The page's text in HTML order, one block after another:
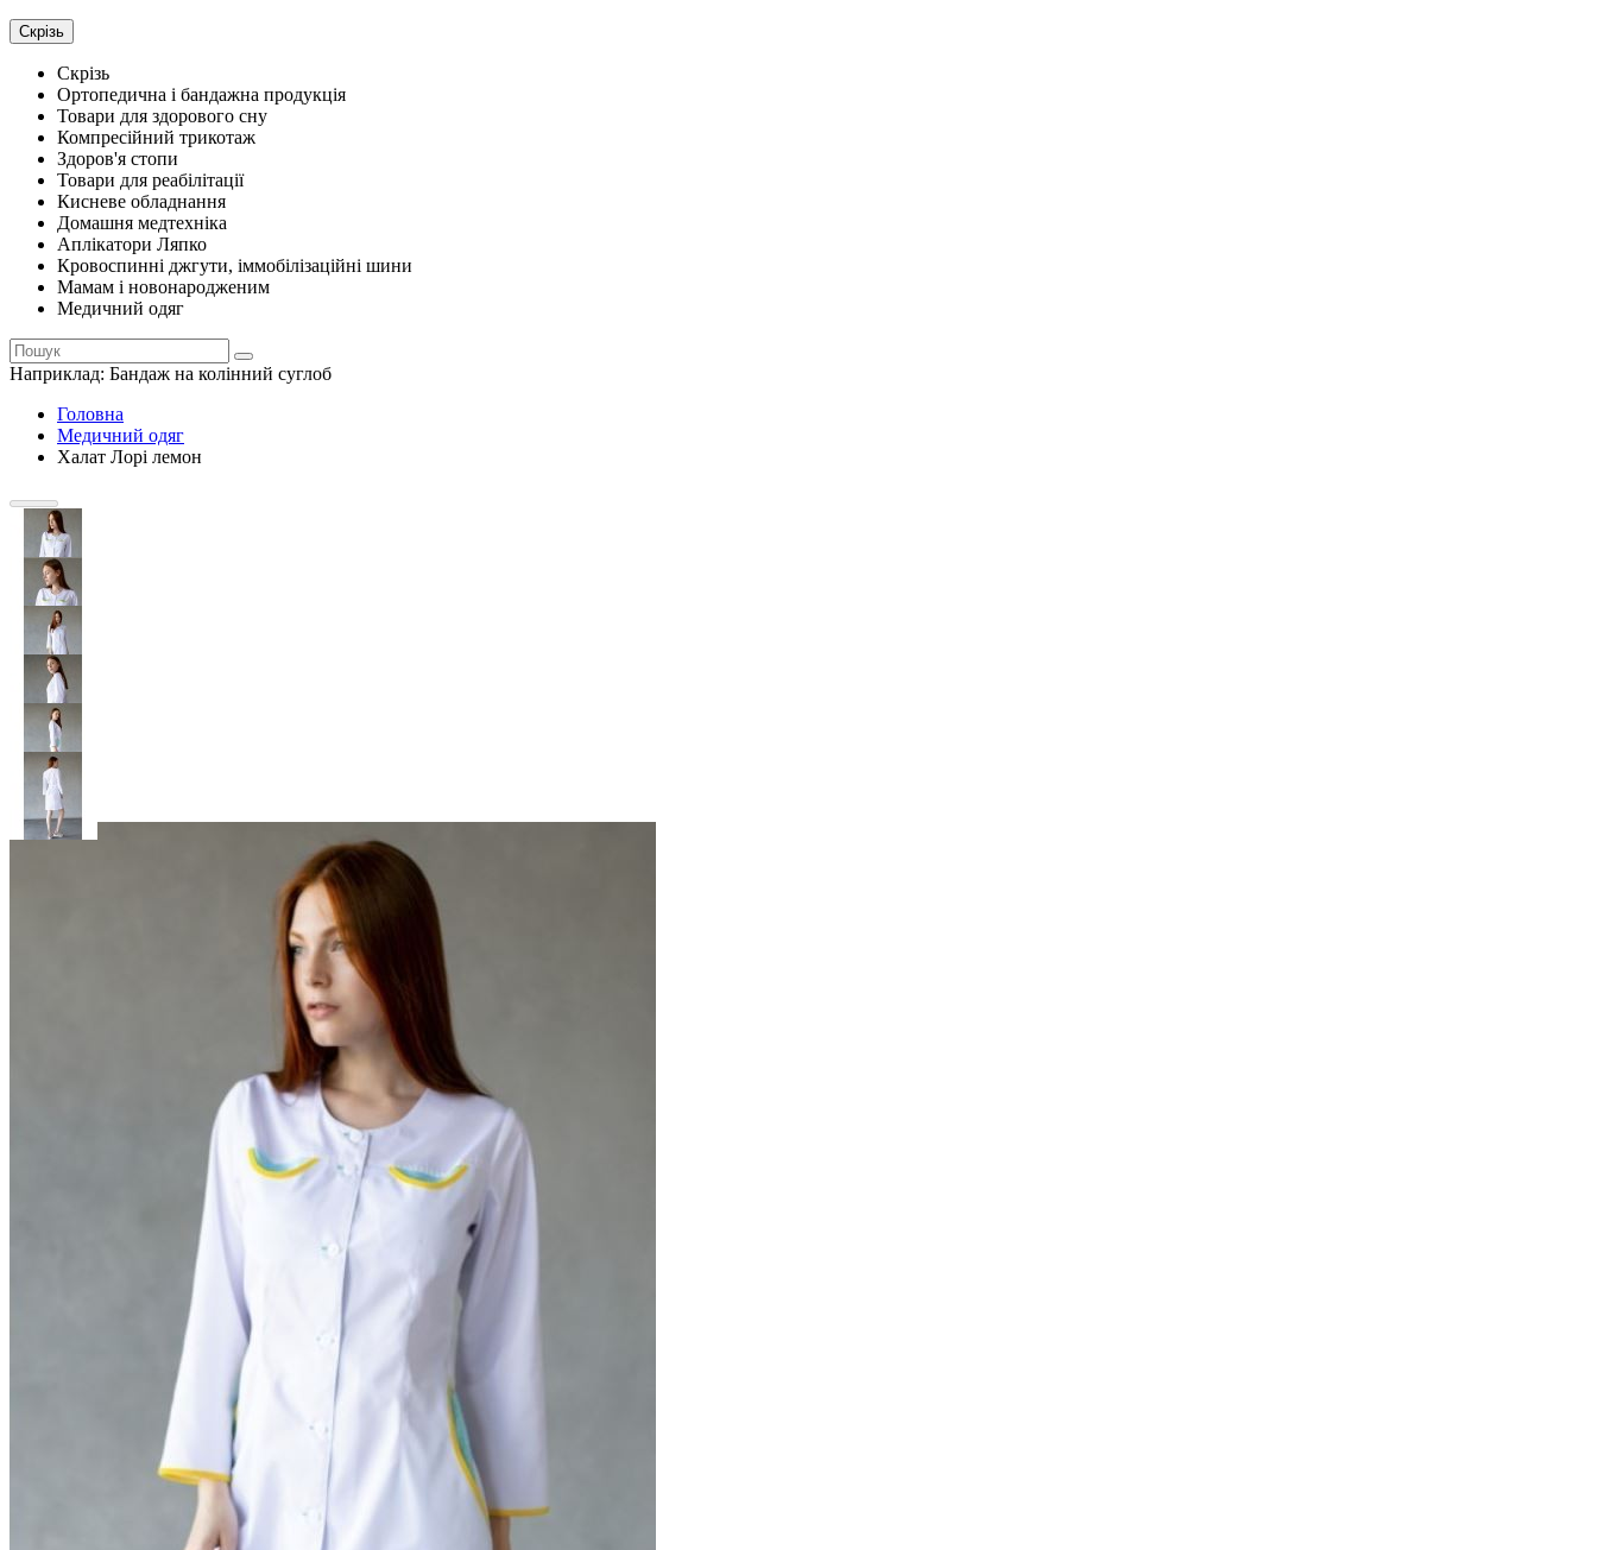
Скрізь
Скрізь
Ортопедична і бандажна продукція
Товари для здорового сну
Компресійний трикотаж
Здоров'я стопи
Товари для реабілітації
Кисневе обладнання
Домашня медтехніка
Аплікатори Ляпко
Кровоспинні джгути, іммобілізаційні шини
Мамам і новонародженим
Медичний одяг
Наприклад: Бандаж на колінний суглоб
Головна
Медичний одяг
Халат Лорі лемон